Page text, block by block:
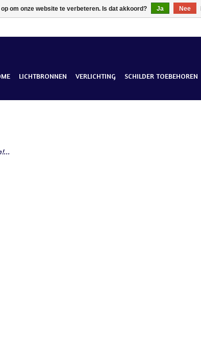
LICHTBRONNEN VERLICHTING SCHILDER TOEBEHOREN
om onze website te verbeteren. Is dat akkoord? Ja Nee